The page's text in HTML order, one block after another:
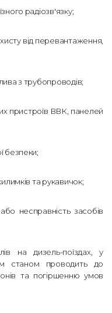
радіозв'язку;
від перевантаження,
з трубопроводів;
пристроїв ВВК, панелей
безпеки;
та рукавичок;
несправність засобів
на дизель-поїздах, у
станом проводить до
та погіршенню умов